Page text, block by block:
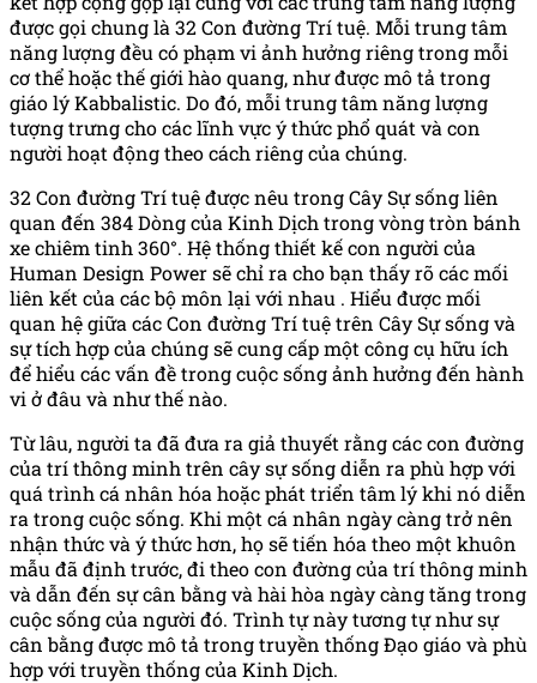
được gọi chung là 32 Con đường Trí tuệ. Mỗi trung tâm
năng lượng đều có phạm vi ảnh hưởng riêng trong mỗi
cơ thể hoặc thế giới hào quang, như được mô tả trong
giáo lý Kabbalistic. Do đó, mỗi trung tâm năng lượng
tượng trưng cho các lĩnh vực ý thức phổ quát và con
người hoạt động theo cách riêng của chúng.
32 Con đường Trí tuệ được nêu trong Cây Sự sống liên
quan đến 384 Dòng của Kinh Dịch trong vòng tròn bánh
xe chiêm tinh 360°. Hệ thống thiết kế con người của
Human Design Power sẽ chỉ ra cho bạn thấy rõ các mối
liên kết của các bộ môn lại với nhau . Hiểu được mối
quan hệ giữa các Con đường Trí tuệ trên Cây Sự sống và
sự tích hợp của chúng sẽ cung cấp một công cụ hữu ích
để hiểu các vấn đề trong cuộc sống ảnh hưởng đến hành
vi ở đâu và như thế nào.
Từ lâu, người ta đã đưa ra giả thuyết rằng các con đường
của trí thông minh trên cây sự sống diễn ra phù hợp với
quá trình cá nhân hóa hoặc phát triển tâm lý khi nó diễn
ra trong cuộc sống. Khi một cá nhân ngày càng trở nên
nhận thức và ý thức hơn, họ sẽ tiến hóa theo một khuôn
mẫu đã định trước, đi theo con đường của trí thông minh
và dẫn đến sự cân bằng và hài hòa ngày càng tăng trong
cuộc sống của người đó. Trình tự này tương tự như sự
cân bằng được mô tả trong truyền thống Đạo giáo và phù
hợp với truyền thống của Kinh Dịch.